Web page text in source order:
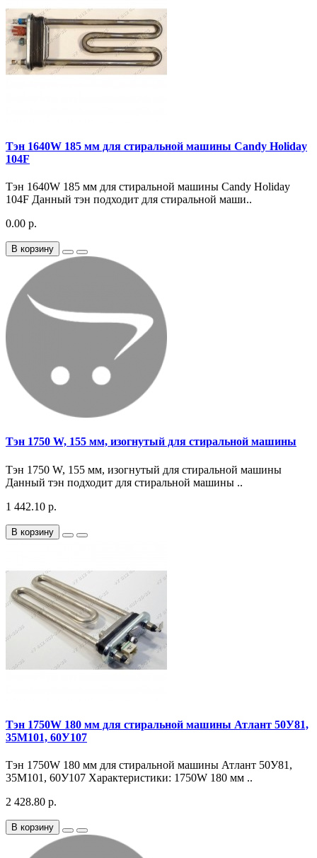
Тэн 1640W 185 мм для стиральной машины Candy Holiday
104F
Тэн 1640W 185 мм для стиральной машины Candy Holiday
104F Данный тэн подходит для стиральной маши..
0.00 р.
В корзину
Тэн 1750 W, 155 мм, изогнутый для стиральной машины
Тэн 1750 W, 155 мм, изогнутый для стиральной машины
Данный тэн подходит для стиральной машины ..
1 442.10 р.
В корзину
Тэн 1750W 180 мм для стиральной машины Атлант 50У81,
35М101, 60У107
Тэн 1750W 180 мм для стиральной машины Атлант 50У81,
35М101, 60У107 Характеристики: 1750W 180 мм ..
2 428.80 р.
В корзину